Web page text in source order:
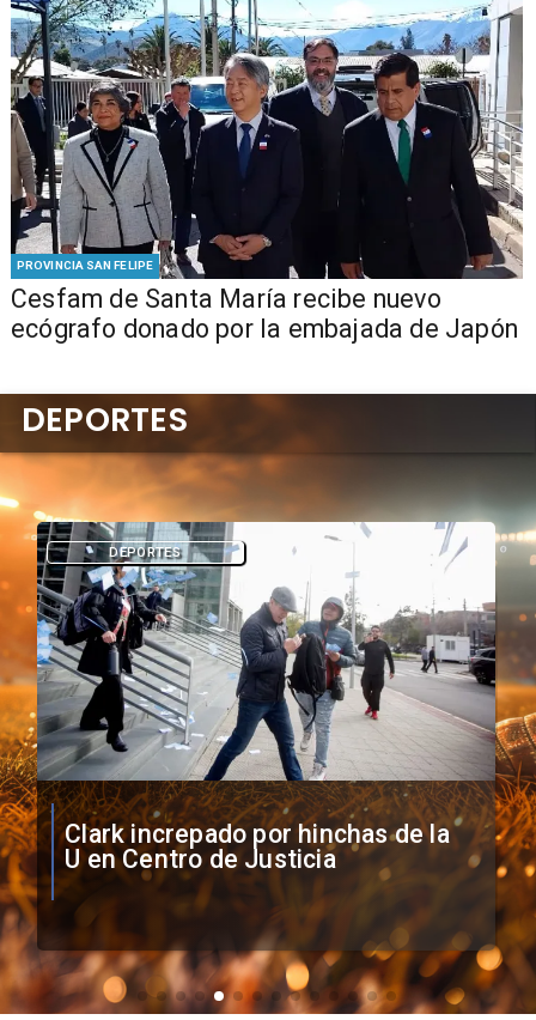
PROVINCIA SAN FELIPE
Cesfam de Santa María recibe nuevo
ecógrafo donado por la embajada de Japón
Vozinha firma contrato con Colo
Colo como nuevo arquero
DEPORTES
DEPORTES